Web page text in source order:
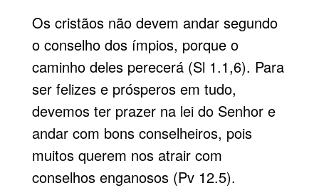
Os cristãos não devem andar segundo
o conselho dos ímpios, porque o
caminho deles perecerá (Sl 1.1,6). Para
ser felizes e prósperos em tudo,
devemos ter prazer na lei do Senhor e
andar com bons conselheiros, pois
muitos querem nos atrair com
conselhos enganosos (Pv 12.5).